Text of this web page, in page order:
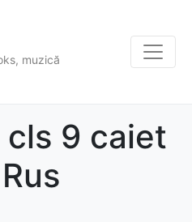
muzică
9 caiet